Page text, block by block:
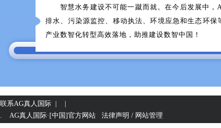
智慧水务建设不可能一蹴而就。在今后发展中，
排水、污染源监控、移动执法、环境应急和生态环
产业数智化转型高效落地，助推建设数智中国！
联系AG真人国际
. AG真人国际·[中国]官方网站
法律声明 / 网站管理